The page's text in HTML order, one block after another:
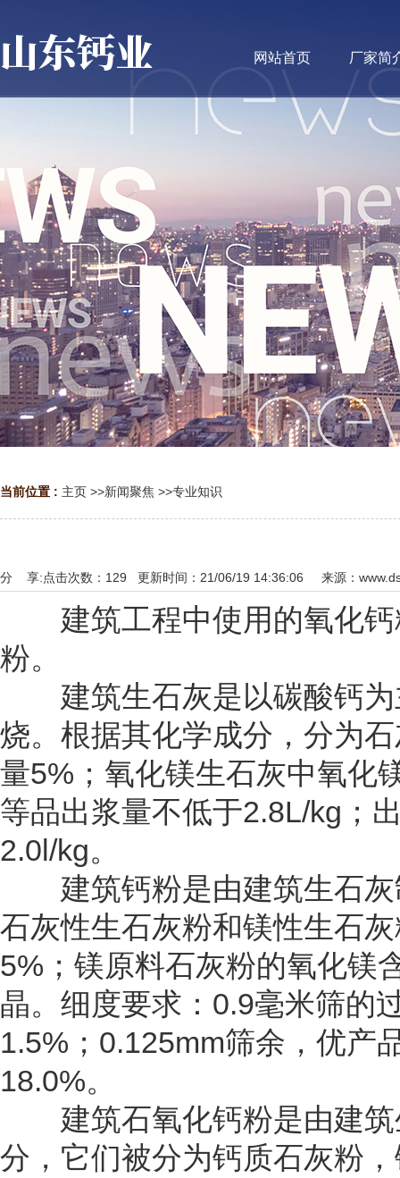
网站首页 厂家简
当前位置 : 主页 >>新闻聚焦 >>专业知识
点击次数： 129 更新时间：21/06/19 14:36:06 来源：
分 享:
建筑工程中使用的氧化钙
粉。
建筑生石灰是以碳酸钙为
烧。根据其化学成分，分为
量5%；氧化镁生石灰中氧化
等品出浆量不低于2.8L/kg；
2.0l/kg。
建筑钙粉是由建筑生石灰
石灰性生石灰粉和镁性生石
5%；镁原料石灰粉的氧化镁
晶。细度要求：0.9毫米筛的
1.5%；0.125mm筛余，优产
18.0%。
建筑石氧化钙粉是由建筑
分，它们被分为钙质石灰粉